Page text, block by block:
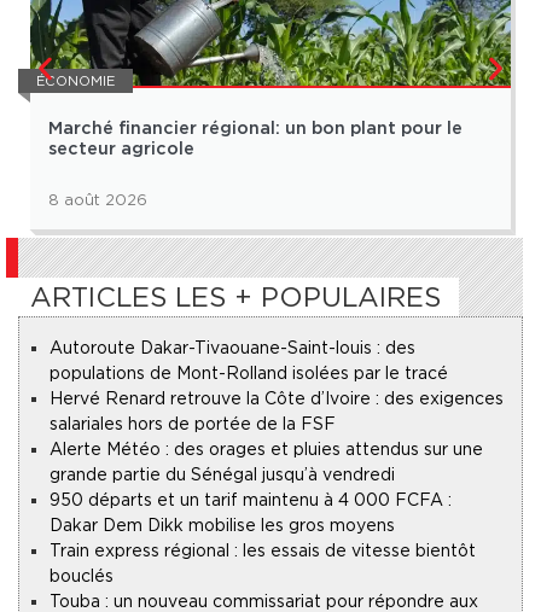
ÉCONOMIE
Marché financier régional: un bon plant pour le
secteur agricole
8 août 2026
ARTICLES LES + POPULAIRES
Autoroute Dakar-Tivaouane-Saint-louis : des
populations de Mont-Rolland isolées par le tracé
Hervé Renard retrouve la Côte d’Ivoire : des exigences
salariales hors de portée de la FSF
Alerte Météo : des orages et pluies attendus sur une
grande partie du Sénégal jusqu’à vendredi
950 départs et un tarif maintenu à 4 000 FCFA :
Dakar Dem Dikk mobilise les gros moyens
Train express régional : les essais de vitesse bientôt
bouclés
Touba : un nouveau commissariat pour répondre aux